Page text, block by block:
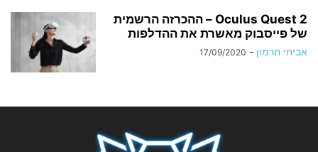
Oculus Quest 2 – ההכרזה הרשמית
של פייסבוק מאשרת את ההדלפות
אביחי חרמון -
17/09/2020